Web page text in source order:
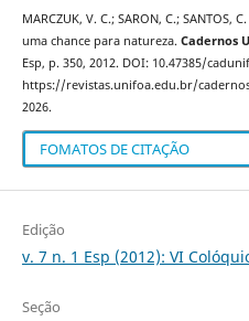
MARCZUK, V. C.; SARON, C.;
uma chance para natureza. Cadernos
Esp, p. 350, 2012. DOI: 10.47385/
https://revistas.unifoa.edu.br/
2026.
FOMATOS DE CITAÇÃO
Edição
v. 7 n. 1 Esp (2012): VI
Seção